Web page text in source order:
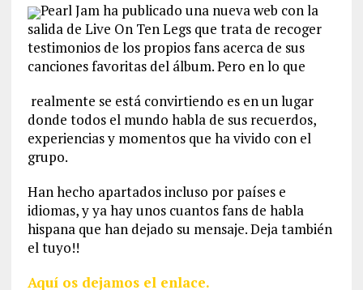
Pearl Jam ha publicado una nueva web con la
salida de Live On Ten Legs que trata de recoger
testimonios de los propios fans acerca de sus
canciones favoritas del álbum. Pero en lo que
realmente se está convirtiendo es en un lugar
donde todos el mundo habla de sus recuerdos,
experiencias y momentos que ha vivido con el
grupo.
Han hecho apartados incluso por países e
idiomas, y ya hay unos cuantos fans de habla
hispana que han dejado su mensaje. Deja también
el tuyo!!
Aquí os dejamos el enlace.